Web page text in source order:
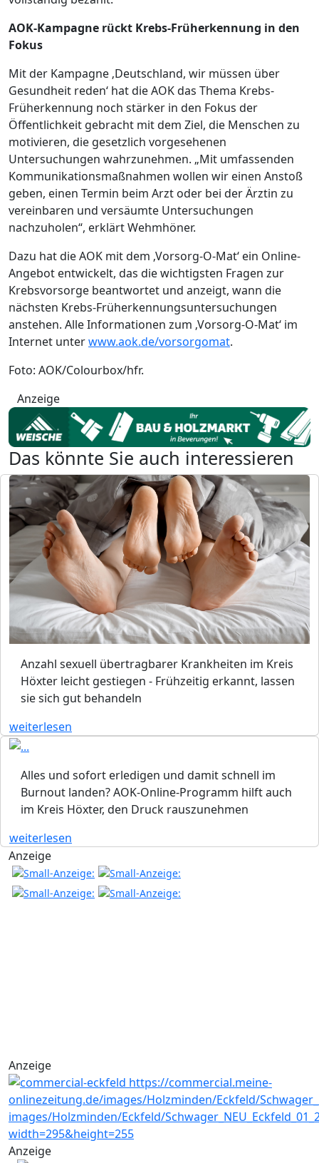
AOK-Kampagne rückt Krebs-Früherkennung in den
Fokus
Mit der Kampagne ‚Deutschland, wir müssen über
Gesundheit reden‘ hat die AOK das Thema Krebs-
Früherkennung noch stärker in den Fokus der
Öffentlichkeit gebracht mit dem Ziel, die Menschen zu
motivieren, die gesetzlich vorgesehenen
Untersuchungen wahrzunehmen. „Mit umfassenden
Kommunikationsmaßnahmen wollen wir einen Anstoß
geben, einen Termin beim Arzt oder bei der Ärztin zu
vereinbaren und versäumte Untersuchungen
nachzuholen“, erklärt Wehmhöner.
Dazu hat die AOK mit dem ‚Vorsorg-O-Mat‘ ein Online-
Angebot entwickelt, das die wichtigsten Fragen zur
Krebsvorsorge beantwortet und anzeigt, wann die
nächsten Krebs-Früherkennungsuntersuchungen
anstehen. Alle Informationen zum ‚Vorsorg-O-Mat‘ im
Internet unterwww.aok.de/vorsorgomat.
Foto: AOK/Colourbox/hfr.
Anzeige
Das könnte Sie auch interessieren
Anzahl sexuell übertragbarer Krankheiten im Kreis
Höxter leicht gestiegen - Frühzeitig erkannt, lassen
sie sich gut behandeln
weiterlesen
Alles und sofort erledigen und damit schnell im
Burnout landen? AOK-Online-Programm hilft auch
im Kreis Höxter, den Druck rauszunehmen
weiterlesen
Anzeige
Anzeige
Anzeige